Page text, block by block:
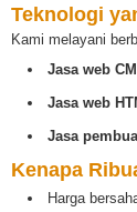
Teknologi
Kami melayani
Jasa web
Jasa web
Jasa
Kenapa
Harga